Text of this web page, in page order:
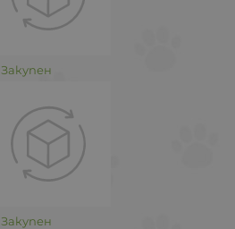
Закупен
Закупен